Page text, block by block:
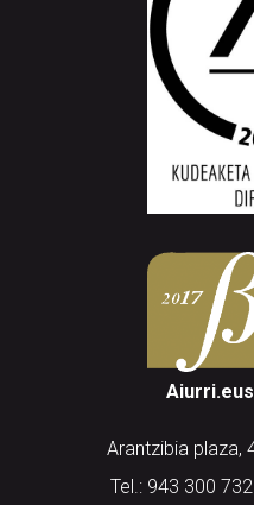
Arantzibia plaza,
Tel.: 943 300